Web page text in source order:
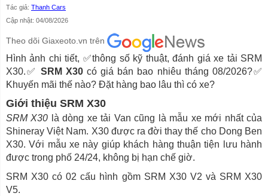
Tác giả: Thanh Cars
Cập nhật: 04/08/2026
Theo dõi Giaxeoto.vn trên
Hình ảnh chi tiết, ✅thông số kỹ thuật, đánh giá xe tải SRM
X30.✅ SRM X30có giá bán bao nhiêu tháng 08/2026?✅
Khuyến mãi thế nào? Đặt hàng bao lâu thì có xe?
Giới thiệu SRM X30
SRM X30 là dòng xe tải Van cũng là mẫu xe mới nhất của
Shineray Việt Nam. X30 được ra đời thay thế cho Dong Ben
X30. Với mẫu xe này giúp khách hàng thuận tiện lưu hành
được trong phố 24/24, không bị hạn chế giờ.
SRM X30 có 02 cấu hình gồm SRM X30 V2 và SRM X30
V5.